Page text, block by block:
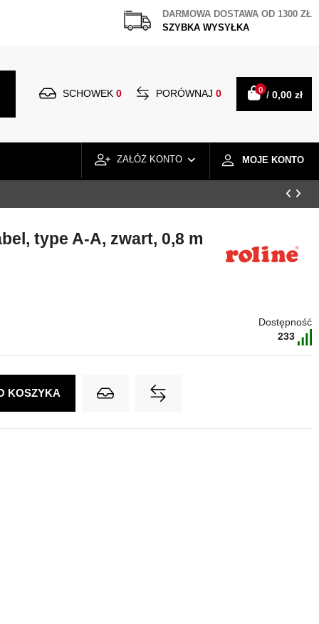
DARMOWA DOSTAWA OD 1300 ZŁ
SZYBKA WYSYŁKA
SCHOWEK 0 PORÓWNAJ 0 0 / 0,00 zł
MOJE KONTO
ZAŁÓŻ KONTO
type A-A, zwart, 0,8 m
Dostępność
233
KOSZYKA